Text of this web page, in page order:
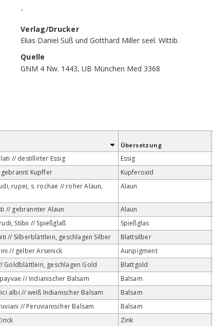
-
Verlag/Drucker
Elias Daniel Süß und Gotthard Miller seel. Wittib.
Quelle
GNM 4 Nw. 1443, UB München Med 3368
Übersetzung
// destillirter Essig Essig
Kupffer
Kupferoxid
rupei, s. rochae // roher Alaun,
Alaun
// gebrannter Alaun Alaun
Stibii // Spießglaß
Spießglas
// Silberblättlein, geschlagen Silber
Blattsilber
// gelber Arsenick
Auripigment
Goldblättlein, geschlagen Gold
Blattgold
// Indianischer Balsam
Balsam
albi // weiß Indianischer Balsam
Balsam
// Peruvianischer Balsam
Balsam
Zink